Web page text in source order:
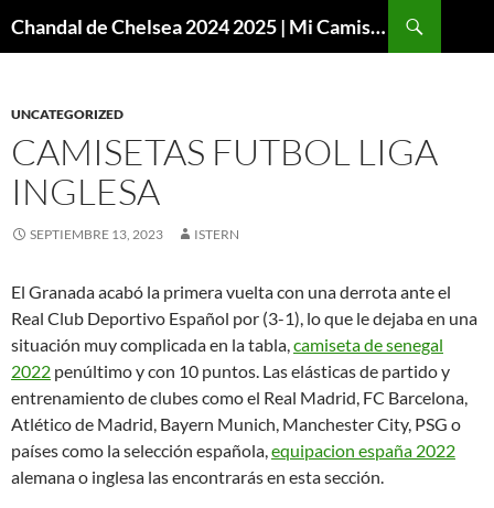
Chandal de Chelsea 2024 2025 | Mi Camiseta Futbol
UNCATEGORIZED
CAMISETAS FUTBOL LIGA
INGLESA
SEPTIEMBRE 13, 2023 ISTERN
El Granada acabó la primera vuelta con una derrota ante el
Real Club Deportivo Español por (3-1), lo que le dejaba en una
situación muy complicada en la tabla,camiseta de senegal
2022 penúltimo y con 10 puntos. Las elásticas de partido y
entrenamiento de clubes como el Real Madrid, FC Barcelona,
Atlético de Madrid, Bayern Munich, Manchester City, PSG o
países como la selección española,equipacion españa 2022
alemana o inglesa las encontrarás en esta sección.